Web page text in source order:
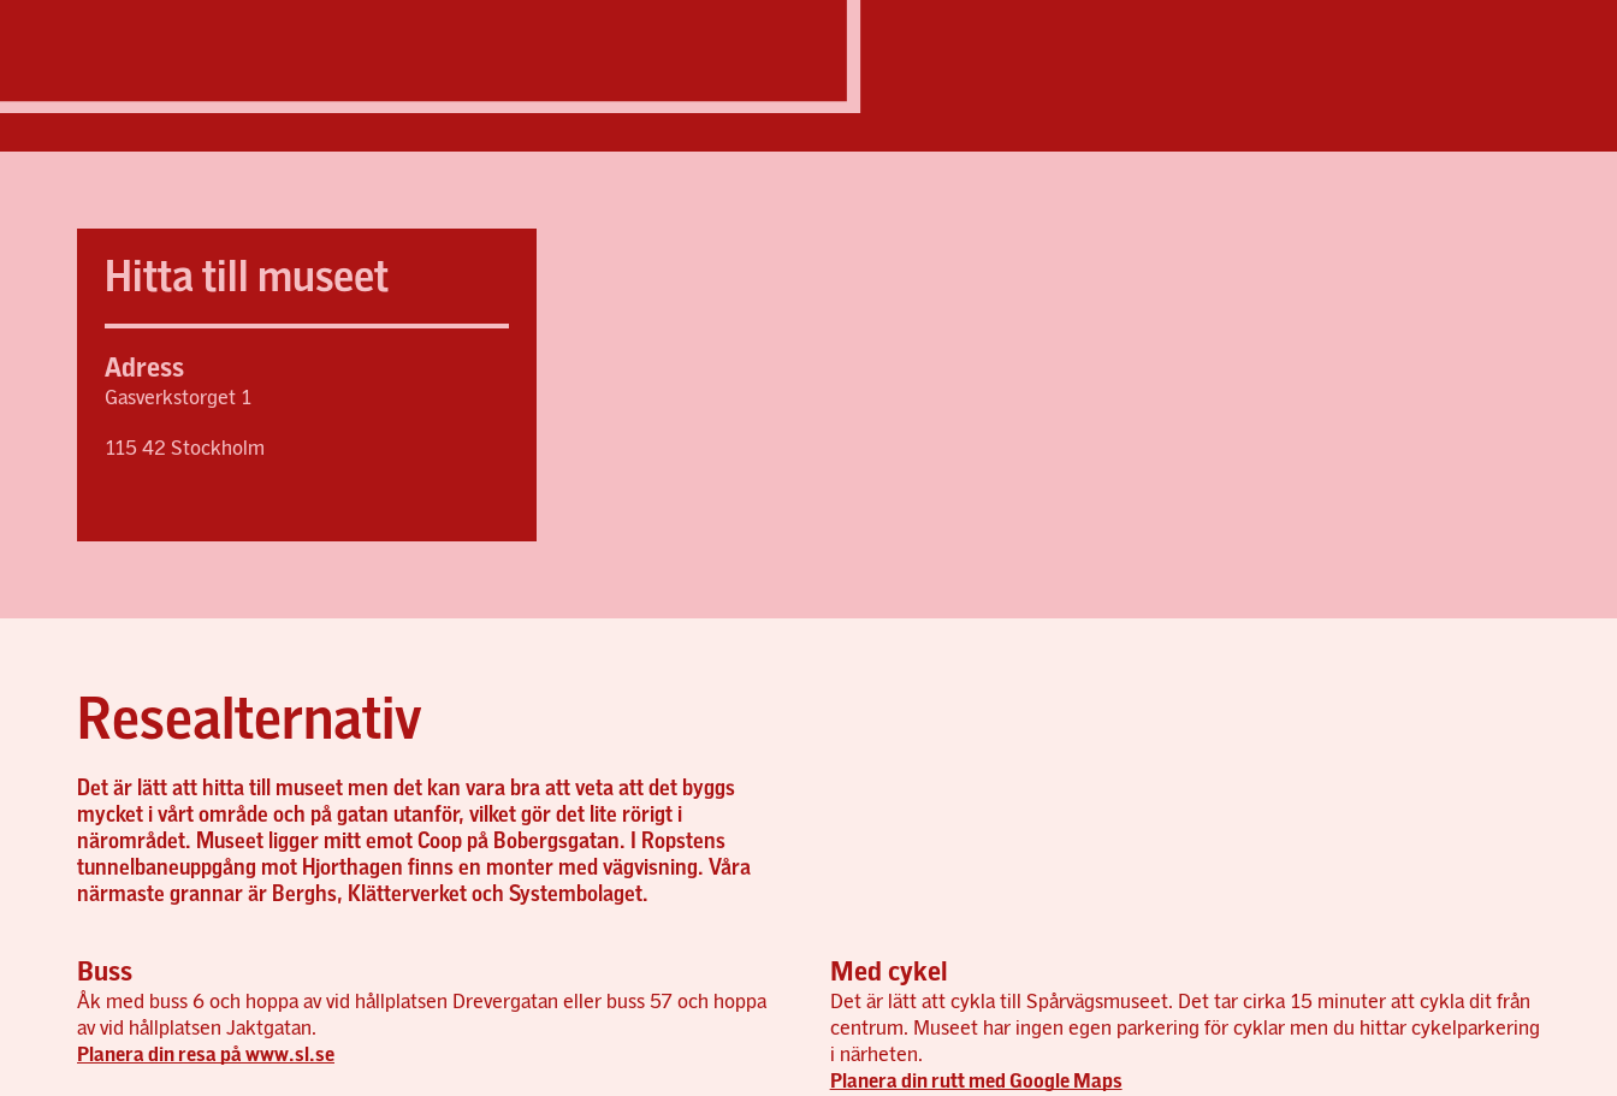
Hitta till museet
Adress
Gasverkstorget 1
115 42 Stockholm
Resealternativ
Det är lätt att hitta till museet men det kan vara bra att veta att det byggs
mycket i vårt område och på gatan utanför, vilket gör det lite rörigt i
närområdet. Museet ligger mitt emot Coop på Bobergsgatan. I Ropstens
tunnelbaneuppgång mot Hjorthagen finns en monter med vägvisning. Våra
närmaste grannar är Berghs, Klätterverket och Systembolaget.
Buss
Åk med buss 6 och hoppa av vid hållplatsen Drevergatan eller buss 57 och hoppa
av vid hållplatsen Jaktgatan.
Planera din resa på www.sl.se
Med cykel
Det är lätt att cykla till Spårvägsmuseet. Det tar cirka 15 minuter att cykla dit från
centrum. Museet har ingen egen parkering för cyklar men du hittar cykelparkering
i närheten.
Planera din rutt med Google Maps